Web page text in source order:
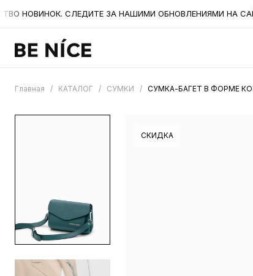
СЛЕДИТЕ ЗА НАШИМИ ОБНОВЛЕНИЯМИ НА
Главная / КАТАЛОГ / СУМКИ / СУМКА-БАГЕТ В ФОРМЕ
СКИДКА